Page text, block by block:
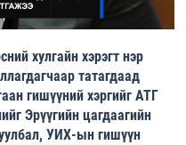
хулгайн хэрэгт нэр
татагдаад
гишүүний хэргийг АТГ
Эрүүгийн цагдаагийн
УИХ-ын гишүүн